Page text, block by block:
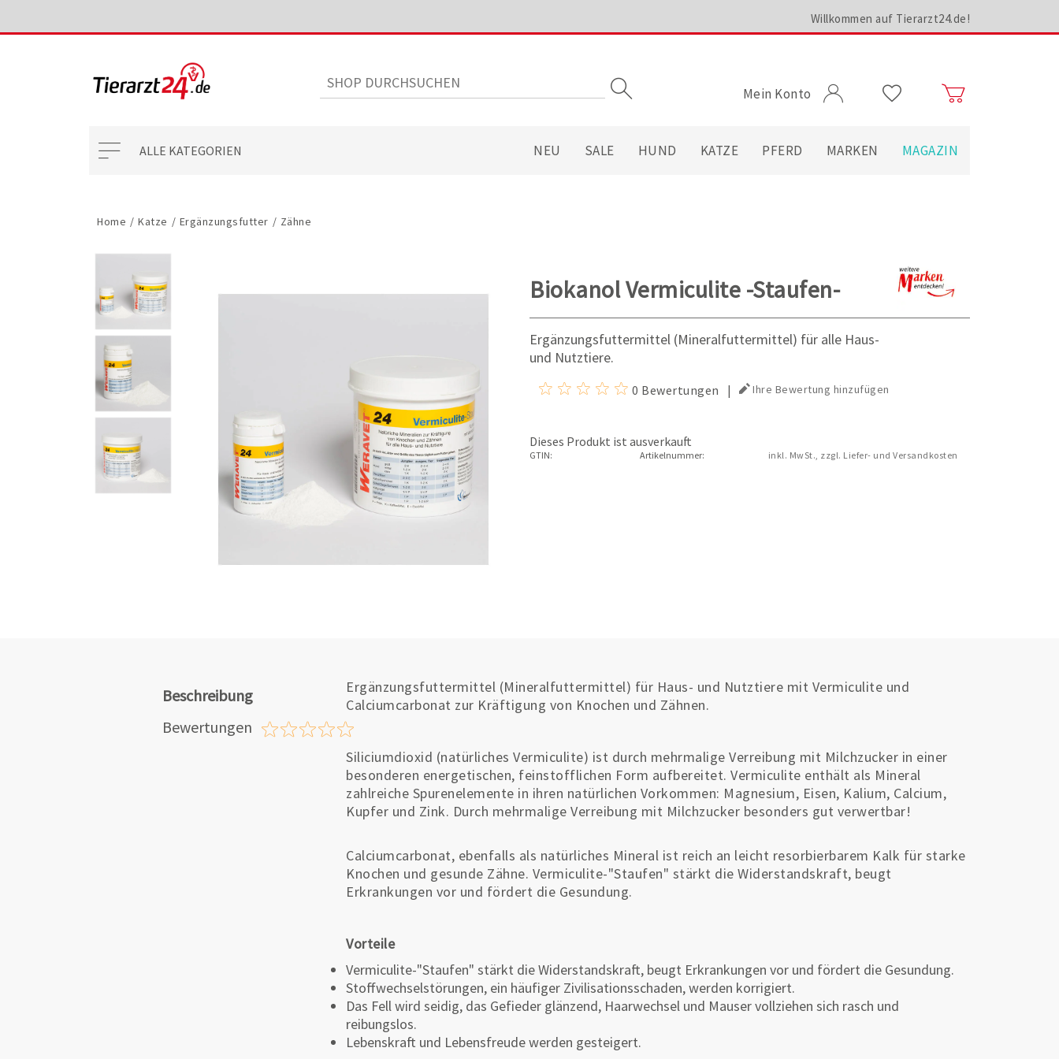
Willkommen auf Tierarzt24.de!
Mein Konto
ALLE KATEGORIEN NEU SALE HUND KATZE PFERD MARKEN MAGAZIN
Home / Katze / Ergänzungsfutter / Zähne
Biokanol Vermiculite -Staufen-
Ergänzungsfuttermittel (Mineralfuttermittel) für alle Haus-
und Nutztiere.
0 Bewertungen | Ihre Bewertung hinzufügen
Dieses Produkt ist ausverkauft
GTIN: Artikelnummer: inkl. MwSt., zzgl. Liefer- und Versandkosten
Beschreibung
Bewertungen
Ergänzungsfuttermittel (Mineralfuttermittel) für Haus- und Nutztiere mit Vermiculite und
Calciumcarbonat zur Kräftigung von Knochen und Zähnen.
Siliciumdioxid (natürliches Vermiculite) ist durch mehrmalige Verreibung mit Milchzucker in einer
besonderen energetischen, feinstofflichen Form aufbereitet. Vermiculite enthält als Mineral
zahlreiche Spurenelemente in ihren natürlichen Vorkommen: Magnesium, Eisen, Kalium, Calcium,
Kupfer und Zink. Durch mehrmalige Verreibung mit Milchzucker besonders gut verwertbar!
Calciumcarbonat, ebenfalls als natürliches Mineral ist reich an leicht resorbierbarem Kalk für starke
Knochen und gesunde Zähne. Vermiculite-"Staufen" stärkt die Widerstandskraft, beugt
Erkrankungen vor und fördert die Gesundung.
Vorteile
Vermiculite-"Staufen" stärkt die Widerstandskraft, beugt Erkrankungen vor und fördert die Gesundung.
Stoffwechselstörungen, ein häufiger Zivilisationsschaden, werden korrigiert.
Das Fell wird seidig, das Gefieder glänzend, Haarwechsel und Mauser vollziehen sich rasch und
reibungslos.
Lebenskraft und Lebensfreude werden gesteigert.